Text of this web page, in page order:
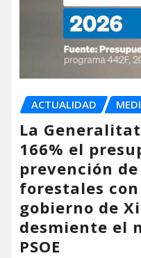
ACTUALIDAD
La
166% el
prevención
forestales
gobierno de
desmiente el
PSOE